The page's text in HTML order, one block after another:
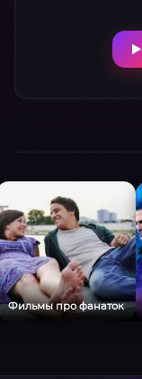
Фильмы про фанаток